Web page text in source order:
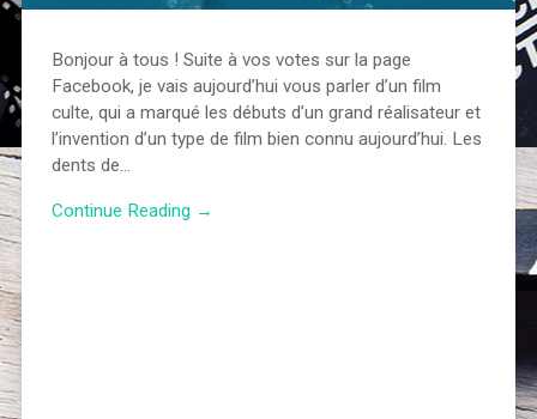
Bonjour à tous ! Suite à vos votes sur la page
Facebook, je vais aujourd’hui vous parler d’un film
culte, qui a marqué les débuts d’un grand réalisateur et
l’invention d’un type de film bien connu aujourd’hui. Les
dents de…
Continue Reading →